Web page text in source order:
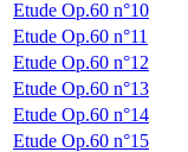
Etude Op.60 n°10
Etude Op.60 n°11
Etude Op.60 n°12
Etude Op.60 n°13
Etude Op.60 n°14
Etude Op.60 n°15